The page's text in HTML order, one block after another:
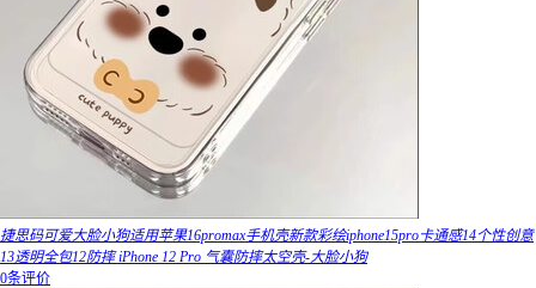
捷思码可爱大脸小狗适用苹果16promax手机壳新款彩绘iphone15pro卡通感14个性创意
13透明全包12防摔 iPhone 12 Pro 气囊防摔太空壳-大脸小狗
0条评价